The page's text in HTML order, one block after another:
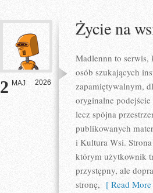
2 MAJ 2026
Życie na
Madlennn to serwis,
osób szukających
zapamiętywalnym,
oryginalne
lecz spójna
publikowanych
i Kultura Wsi.
którym użytkownik
przystępny, ale
stronę, [ Read